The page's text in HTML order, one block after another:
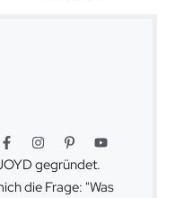
gegründet.
die Frage: "Was